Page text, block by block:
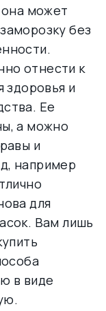
она может
без
отнести к
здоровья и
Ее
а можно
и
например
для
Вам лишь
в виде